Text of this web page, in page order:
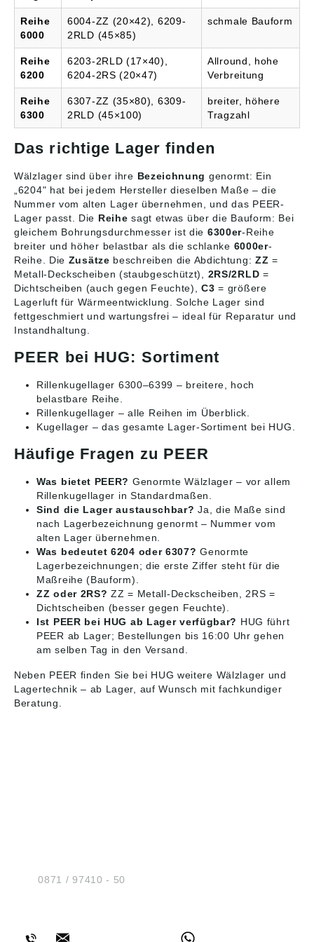
geeignet für sehr hohe
Drehzahlen> geringer
wartungsintensiv als
andere Lagertypen, vor
allem wegen der
Dichtscheiben mit
Dauerfettfüllung. >Die
Daten wurden von uns
gewissenhaft
geändert haben.
ähnlich, Irrtum
vorbehalten.
andere Lagertypen.>Die
Daten wurden von uns
recherchiert, können
sich aber inzwischen
geändert haben.
Abbildungen sind
ähnlich, Irrtum
vorbehalten.
Reihe
6000
6004-ZZ (20×42), 6209-
2RLD (45×85)
schmale Bauform
Reihe
6200
6203-2RLD (17×40),
6204-2RS (20×47)
Allround, hohe
Verbreitung
Reihe
6300
6307-ZZ (35×80), 6309-
2RLD (45×100)
breiter, höhere
Tragzahl
Das richtige Lager finden
Wälzlager sind über ihre Bezeichnung genormt: Ein
„6204" hat bei jedem Hersteller dieselben Maße – die
Nummer vom alten Lager übernehmen, und das PEER-
Lager passt. Die Reihe sagt etwas über die Bauform: Bei
gleichem Bohrungsdurchmesser ist die 6300er-Reihe
breiter und höher belastbar als die schlanke 6000er-
Reihe. Die Zusätze beschreiben die Abdichtung: ZZ =
Metall-Deckscheiben (staubgeschützt), 2RS/2RLD =
Dichtscheiben (auch gegen Feuchte),C3 = größere
Lagerluft für Wärmeentwicklung. Solche Lager sind
fettgeschmiert und wartungsfrei – ideal für Reparatur und
Instandhaltung.
PEER bei HUG: Sortiment
Rillenkugellager 6300–6399 – breitere, hoch
belastbare Reihe.
Rillenkugellager – alle Reihen im Überblick.
Kugellager – das gesamte Lager-Sortiment bei HUG.
Häufige Fragen zu PEER
Was bietet PEER? Genormte Wälzlager – vor allem
Rillenkugellager in Standardmaßen.
Sind die Lager austauschbar? Ja, die Maße sind
nach Lagerbezeichnung genormt – Nummer vom
alten Lager übernehmen.
Was bedeutet 6204 oder 6307? Genormte
Lagerbezeichnungen; die erste Ziffer steht für die
Maßreihe (Bauform).
ZZ oder 2RS? ZZ = Metall-Deckscheiben, 2RS =
Dichtscheiben (besser gegen Feuchte).
Ist PEER bei HUG ab Lager verfügbar? HUG führt
PEER ab Lager; Bestellungen bis 16:00 Uhr gehen
am selben Tag in den Versand.
Neben PEER finden Sie bei HUG weitere Wälzlager und
Lagertechnik – ab Lager, auf Wunsch mit fachkundiger
Beratung.
Tel.:0871 / 97410 - 50